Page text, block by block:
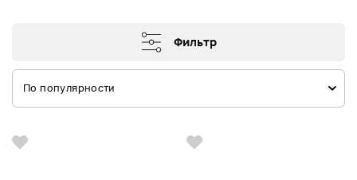
Фильтр
По популярности